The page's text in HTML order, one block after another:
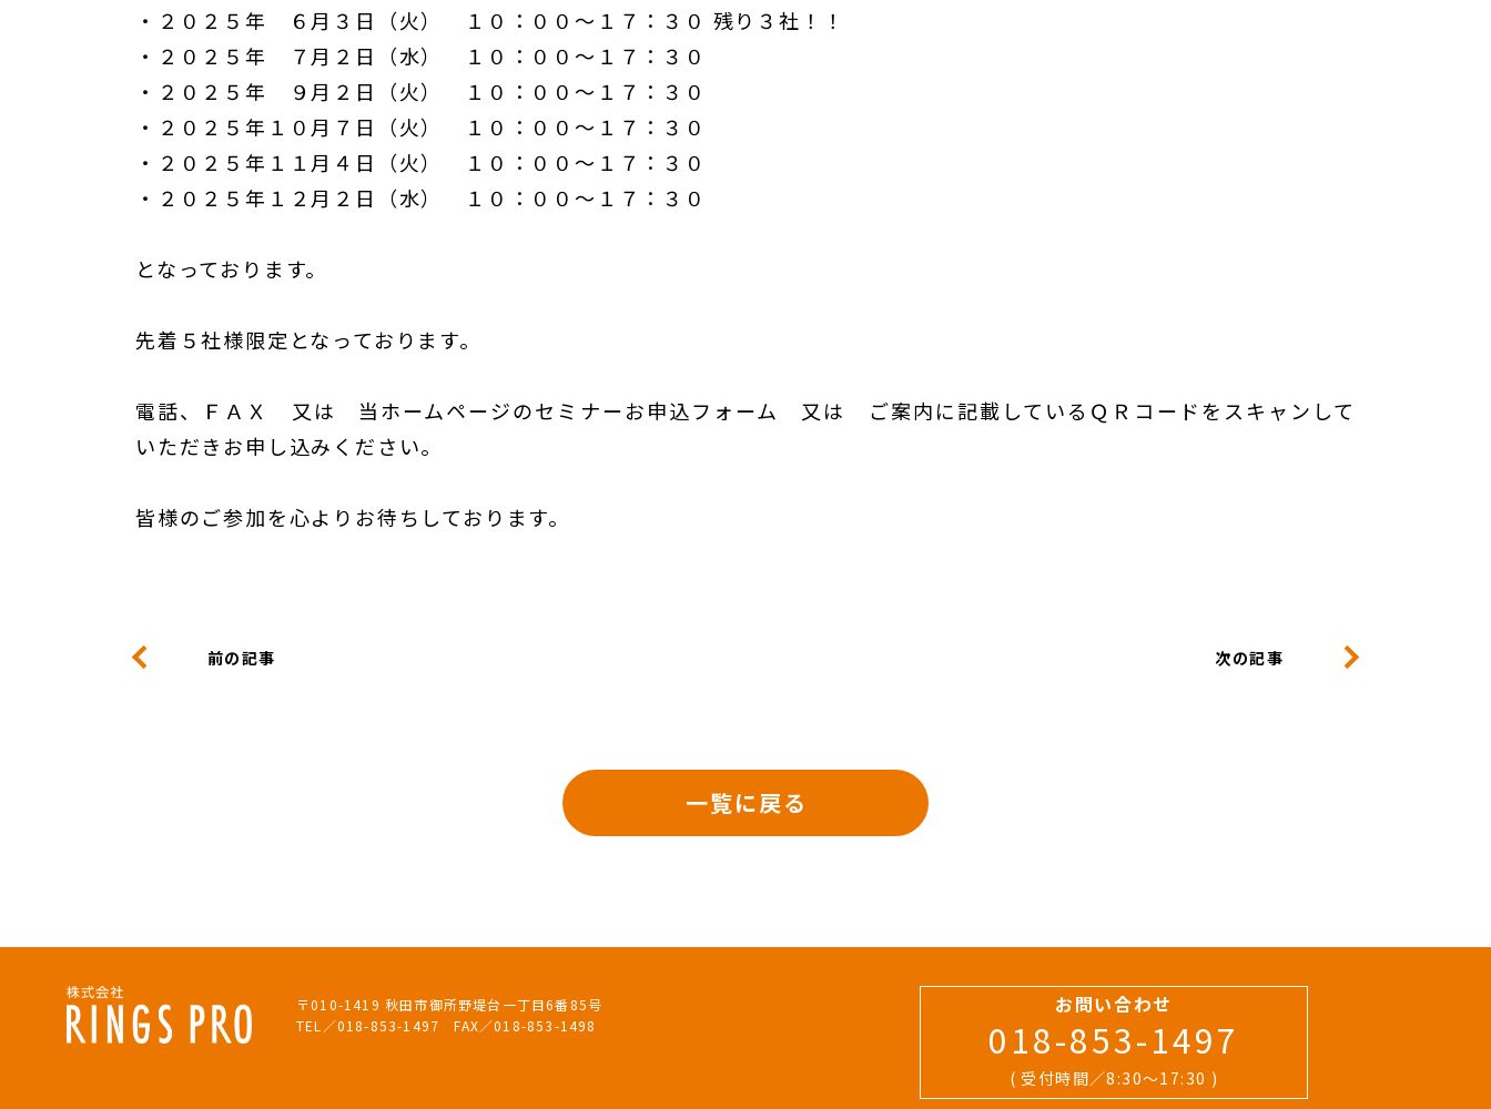
・２０２５年 ６月３日（火） １０：００～１７：３０ 残り３社！！
・２０２５年 ７月２日（水） １０：００～１７：３０
・２０２５年 ９月２日（火） １０：００～１７：３０
・２０２５年１０月７日（火） １０：００～１７：３０
・２０２５年１１月４日（火） １０：００～１７：３０
・２０２５年１２月２日（水） １０：００～１７：３０
となっております。
先着５社様限定となっております。
電話、ＦＡＸ 又は 当ホームページのセミナーお申込フォーム 又は ご案内に記載しているＱＲコードをスキャンして
いただきお申し込みください。
皆様のご参加を心よりお待ちしております。
前の記事 次の記事
一覧に戻る
お問い合わせ
018-853-1497
( 受付時間／8:30〜17:30 )
〒010-1419 秋田市御所野堤台一丁目6番85号
TEL／018-853-1497 FAX／018-853-1498